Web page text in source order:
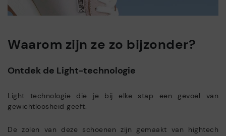
Waarom zijn ze zo bijzonder?
Ontdek de Light-technologie
Light technologie die je bij elke stap een gevoel van
gewichtloosheid geeft.
De zolen van deze schoenen zijn gemaakt van hightech